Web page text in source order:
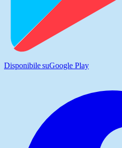
Disponibile suGoogle Play